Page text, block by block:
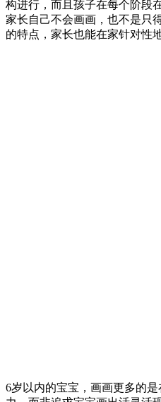
构进行，而且孩子在每个阶段
家长自己不会画画，也不是只
的特点，家长也能在家针对性
6岁以内的宝宝，画画更多的